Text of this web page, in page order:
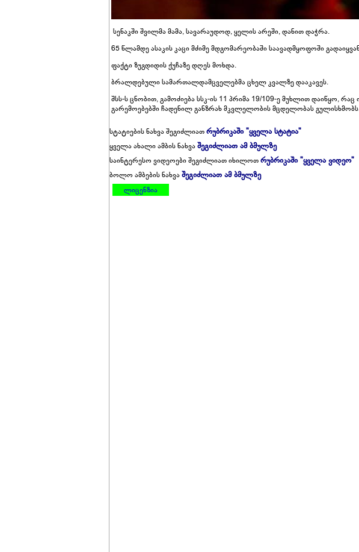
სენაკში შვილმა მამა, სავარაუდოდ, ყელის არეში, დანით დაჭრა.
65 წლამდე ასაკის კაცი მძიმე მდგომარეობაში საავადმყოფოში
ფაქტი ზუგდიდის ქუჩაზე დღეს მოხდა.
ბრალდებული სამართალდამცველებმა ცხელ კვალზე დააკავეს.
შსს-ს ცნობით, გამოძიება სსკ-ის 11 პრიმა 19/109-ე მუხლით დაიწყო,
გარემოებებში ჩადენილ განზრახ მკვლელობის მცდელობას
სტატიების ნახვა შეგიძლიათრუბრიკაში "ყველა სტატია"
ყველა ახალი ამბის ნახვაშეგიძლიათ ამ ბმულზე
საინტერესო ვიდეოები შეგიძლიათ იხილოთრუბრიკაში "ყველა ვიდეო"
ბოლო ამბების ნახვაშეგიძლიათ ამ ბმულზე
ლიცენზია